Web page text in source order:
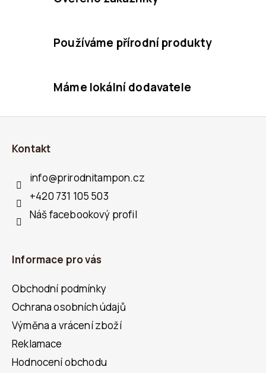
v
i
Používáme přírodní produkty
Máme lokální dodavatele
Kontakt
info@prirodnitampon.cz
+420 731 105 503
Náš facebookový profil
Informace pro vás
Obchodní podmínky
Ochrana osobních údajů
Výměna a vrácení zboží
Reklamace
Hodnocení obchodu